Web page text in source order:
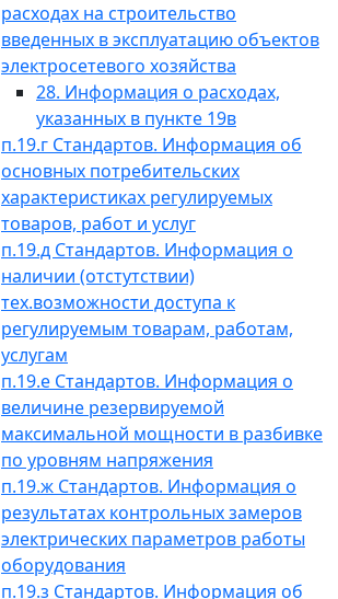
расходах на строительство
введенных в эксплуатацию объектов
электросетевого хозяйства
28. Информация о расходах,
указанных в пункте 19в
п.19.г Стандартов. Информация об
основных потребительских
характеристиках регулируемых
товаров, работ и услуг
п.19.д Стандартов. Информация о
наличии (отстутствии)
тех.возможности доступа к
регулируемым товарам, работам,
услугам
п.19.е Стандартов. Информация о
величине резервируемой
максимальной мощности в разбивке
по уровням напряжения
п.19.ж Стандартов. Информация о
результатах контрольных замеров
электрических параметров работы
оборудования
п.19.з Стандартов. Информация об